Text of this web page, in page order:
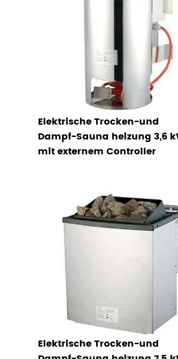
Elektrische Trocken-und
Dampf-Sauna heizung 3,6
mit externem Controller
Elektrische Trocken-und